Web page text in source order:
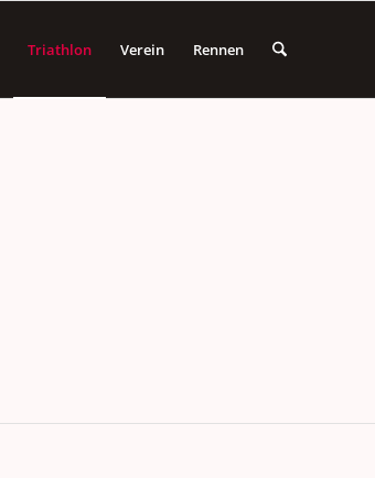
Triathlon Verein Rennen